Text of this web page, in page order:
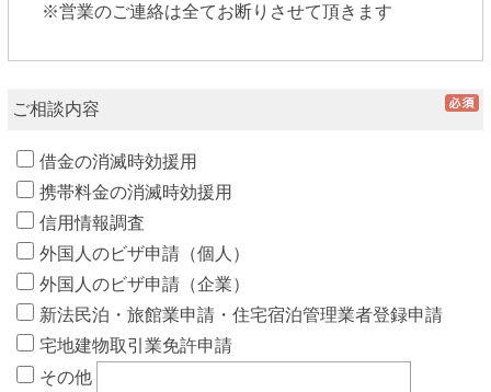
※営業のご連絡は全てお断りさせて頂きます
ご相談内容
借金の消滅時効援用
携帯料金の消滅時効援用
信用情報調査
外国人のビザ申請（個人）
外国人のビザ申請（企業）
新法民泊・旅館業申請・住宅宿泊管理業者登録申請
宅地建物取引業免許申請
その他